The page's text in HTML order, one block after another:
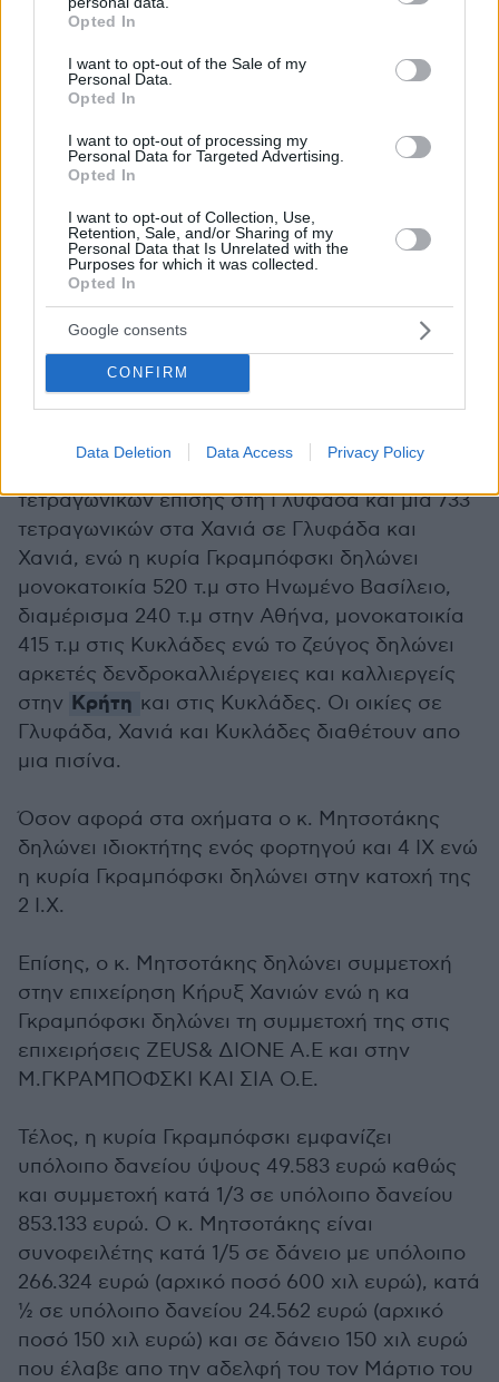
grant or deny consent to Google and its third-party tags to
use your data for below specified purposes in below Google
consent section.
Opted In
I want to opt-out of the Sale of my
Personal Data.
Opted In
I want to opt-out of processing my
Personal Data for Targeted Advertising.
Opted In
I want to opt-out of Collection, Use,
Retention, Sale, and/or Sharing of my
Personal Data that Is Unrelated with the
Purposes for which it was collected.
Opted In
Google consents
CONFIRM
Data Deletion Data Access Privacy Policy
είχαν μισθωθεί τα προηγούμενα χρόνια.
Όσον αφορά στιςκαταθέσειςο κ. Μητσοτάκης
δηλώνει καταθέσεις σε ελληνικές τράπεζες
κυρία Γκραμπόφσκι δηλώνει σε ελληνικές και
ξένες τράπεζες καταθέσεις ύψους 182.940
δολαρίων ΗΠΑ, 285.751 ευρώ ενώ μηδενικοί
είναι λογαριασμοί που διατηρούσε σε ελβετικό
φράγκο.
Συνολικά 32 καταγραφές σημειώνονται στο
πεδίο της ακίνητης περιουσίας της δήλωσης
του κ. Μητσοτάκη και της κυρία Γκραμπόφσκι.
Συγκεκριμένα, ο κ. Μητσοτάκης δηλώνει
μεταξύ άλλων τρεις μονοκατοικίες, μία 196
τετραγωνικών επίσης στη Γλυφάδα και μία 733
τετραγωνικών στα Χανιά σε Γλυφάδα και
Χανιά, ενώ η κυρία Γκραμπόφσκι δηλώνει
μονοκατοικία 520 τ.μ στο Ηνωμένο Βασίλειο,
διαμέρισμα 240 τ.μ στην Αθήνα, μονοκατοικία
415 τ.μ στις Κυκλάδες ενώ το ζεύγος δηλώνει
αρκετές δενδροκαλλιέργειες και καλλιεργείς
στην Κρήτη και στις Κυκλάδες. Οι οικίες σε
Γλυφάδα, Χανιά και Κυκλάδες διαθέτουν απο
μια πισίνα.
Όσον αφορά στα οχήματα ο κ. Μητσοτάκης
δηλώνει ιδιοκτήτης ενός φορτηγού και 4 ΙΧ ενώ
η κυρία Γκραμπόφσκι δηλώνει στην κατοχή της
2 Ι.Χ.
Επίσης, ο κ. Μητσοτάκης δηλώνει συμμετοχή
στην επιχείρηση Κήρυξ Χανιών ενώ η κα
Γκραμπόφσκι δηλώνει τη συμμετοχή της στις
επιχειρήσεις ZEUS& ΔΙΟΝΕ Α.Ε και στην
Μ.ΓΚΡΑΜΠΟΦΣΚΙ ΚΑΙ ΣΙΑ Ο.Ε.
Τέλος, η κυρία Γκραμπόφσκι εμφανίζει
υπόλοιπο δανείου ύψους 49.583 ευρώ καθώς
και συμμετοχή κατά 1/3 σε υπόλοιπο δανείου
853.133 ευρώ. Ο κ. Μητσοτάκης είναι
συνοφειλέτης κατά 1/5 σε δάνειο με υπόλοιπο
266.324 ευρώ (αρχικό ποσό 600 χιλ ευρώ), κατά
½ σε υπόλοιπο δανείου 24.562 ευρώ (αρχικό
ποσό 150 χιλ ευρώ) και σε δάνειο 150 χιλ ευρώ
που έλαβε απο την αδελφή του τον Μάρτιο του